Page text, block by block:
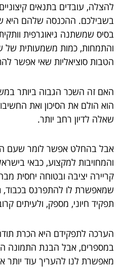
להצלה, עובדים בתנאים
בשבילכם. ההכנסה שלהם היא
בסיס שמשתנה גיאוגרפית
והתמחות, כמות משמעותית של
הטבות סוציאליות שאי אפשר
האם זה השכר הגבוה ביותר
הוא הולם את הסיכון ואת
שאלה לדיון רחב יותר.
אבל בהחלט אפשר לומר שעם
והמחויבות למקצוע, כבאי
קריירה יציבה ובטוחה יחסית
שמאפשרת לו להתפרנס בכבוד,
תפקיד חיוני, מספק, ולעיתים
הערכה לתפקידם היא הכרת
במספרים, אבל הבנת התמונה
מאפשרת לנו להעריך עוד יותר